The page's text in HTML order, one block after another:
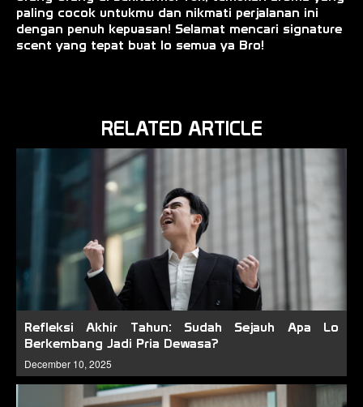
paling cocok untukmu dan nikmati perjalanan ini
dengan penuh kepuasan! Selamat mencari signature
scent yang tepat buat lo semua ya Bro!
RELATED ARTICLE
Refleksi Akhir Tahun: Sudah Sejauh Apa Lo
Berkembang Jadi Pria Dewasa?
December 10, 2025